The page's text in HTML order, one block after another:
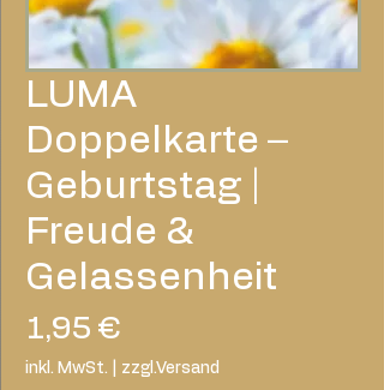
LUMA
Doppelkarte –
Geburtstag |
Freude &
Gelassenheit
1,95 €
inkl. MwSt. zzgl.Versand